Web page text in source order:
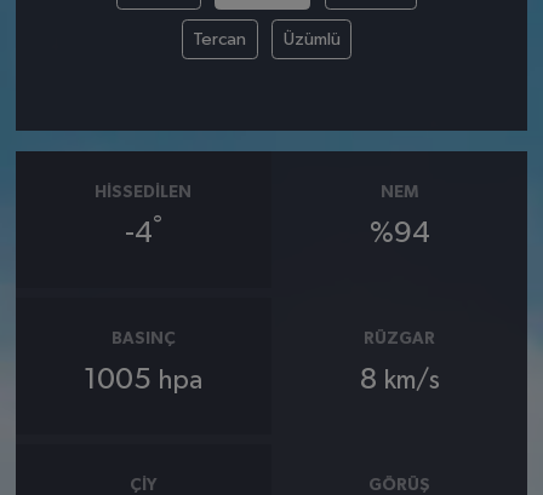
Tercan Üzümlü
HISSEDILEN
-4°
NEM
%94
BASINÇ
1005 hpa
RÜZGAR
8 km/s
ÇIY GÖRÜŞ